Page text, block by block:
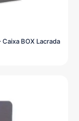
BOX Lacrada